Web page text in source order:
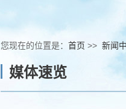
您现在的位置是： 首页 >> 新闻
媒体速览